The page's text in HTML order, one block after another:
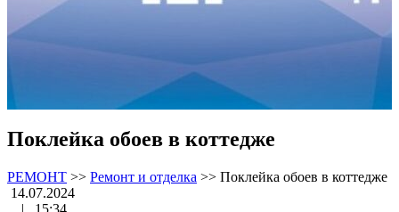
Поклейка обоев в коттедже
РЕМОНТ >> Ремонт и отделка >> Поклейка обоев в коттедже
14.07.2024
|
15:34